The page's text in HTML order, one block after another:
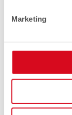
Marketing